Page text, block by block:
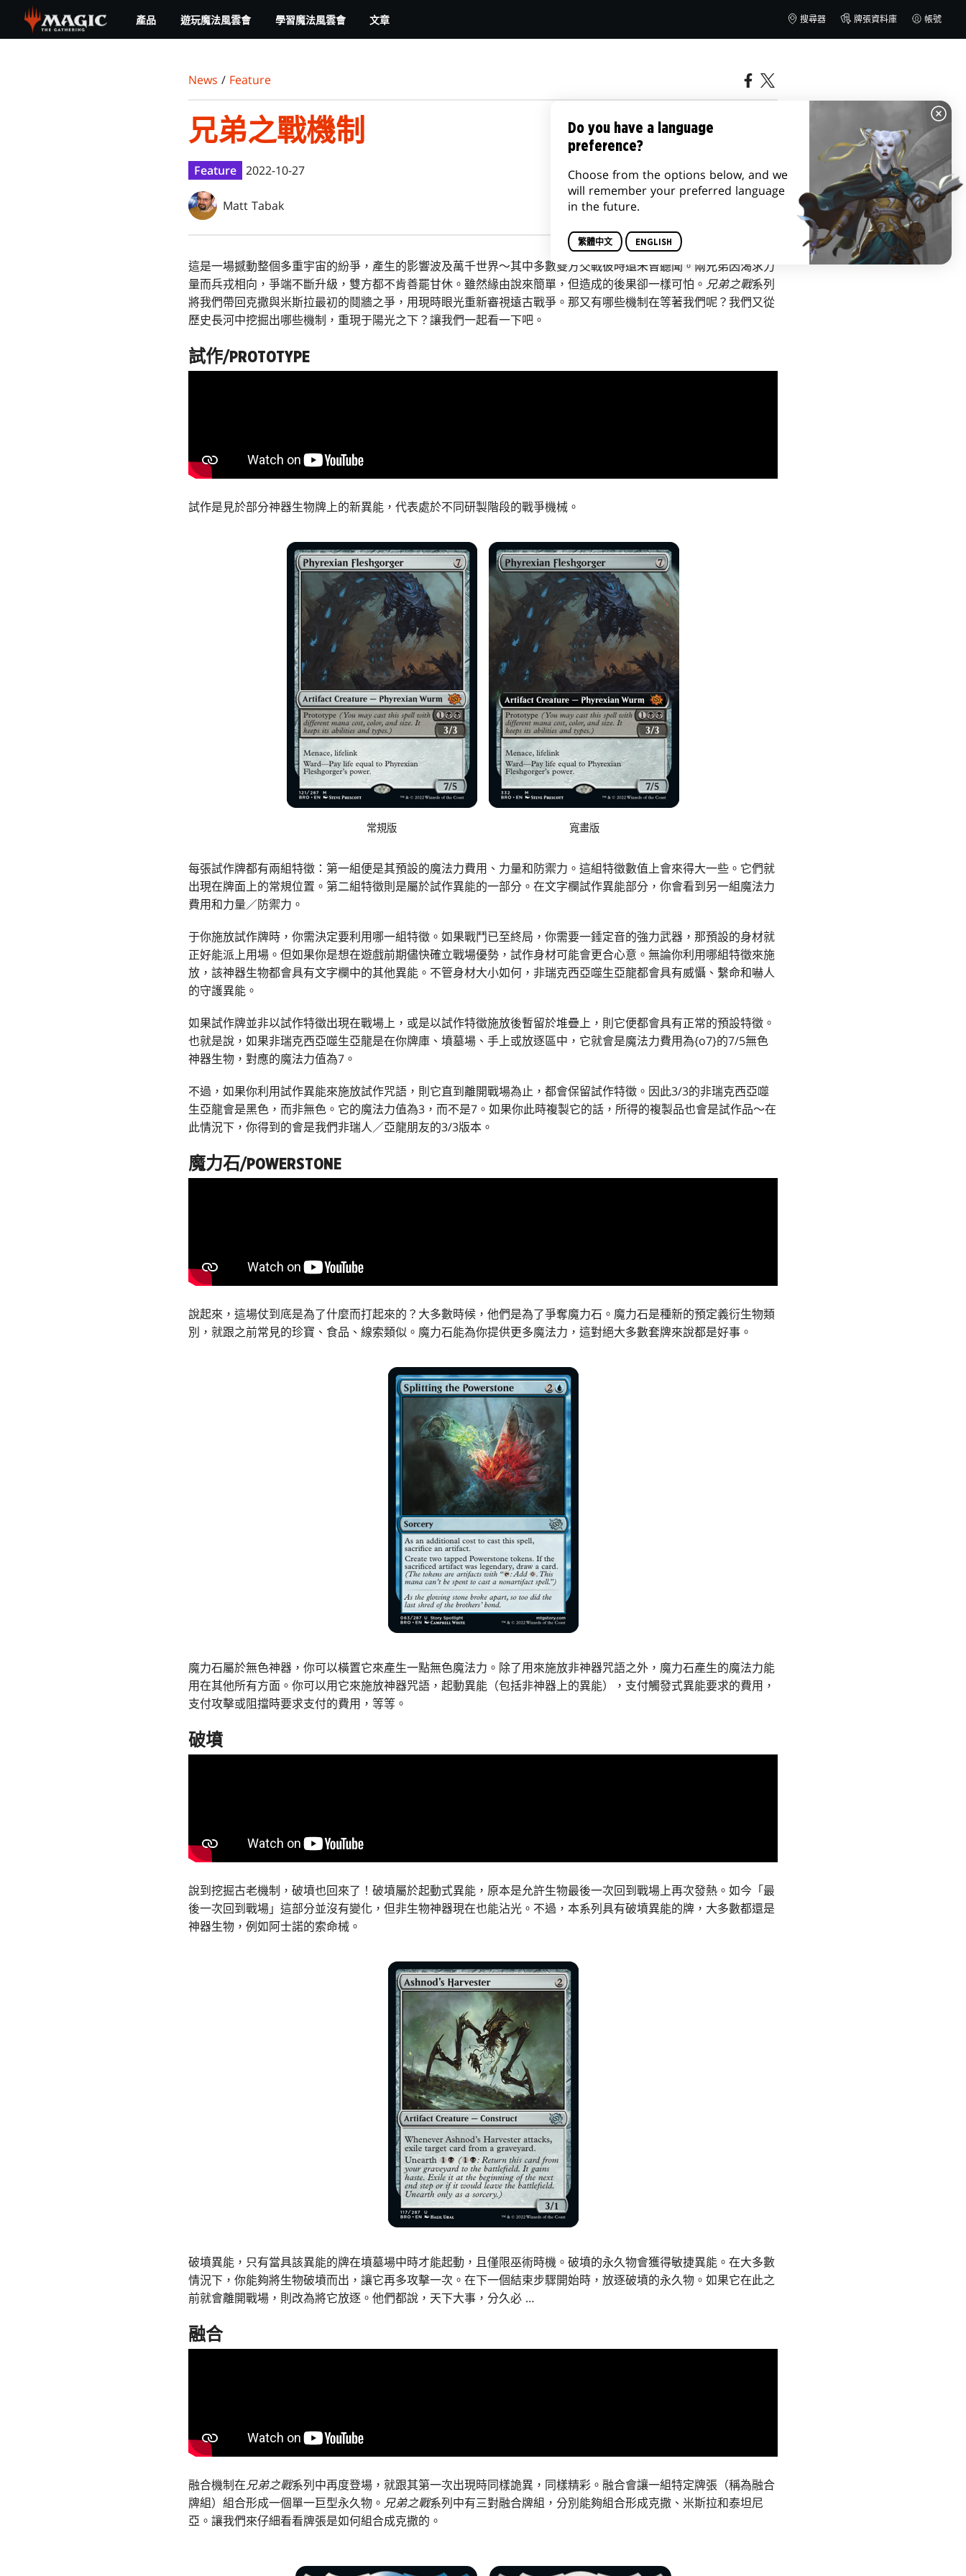
main
產品 遊玩魔法風雲會 學習魔法風雲會 文章 搜尋器 牌張資料庫 帳號
News / Feature
兄弟之戰機制
Feature 2022-10-27
Matt Tabak
這是一場撼動整個多重宇宙的紛爭，產生的影響波及萬千世界～其中多數雙方交戰彼時還未曾聽聞。兩兄弟因渴求力
量而兵戎相向，爭端不斷升級，雙方都不肯善罷甘休。雖然緣由說來簡單，但造成的後果卻一樣可怕。 兄弟之戰系列
將我們帶回克撒與米斯拉最初的鬩牆之爭，用現時眼光重新審視遠古戰爭。那又有哪些機制在等著我們呢？我們又從
歷史長河中挖掘出哪些機制，重現于陽光之下？讓我們一起看一下吧。
試作/PROTOTYPE
試作是見於部分神器生物牌上的新異能，代表處於不同研製階段的戰爭機械。
常規版 寬畫版
每張試作牌都有兩組特徵：第一組便是其預設的魔法力費用、力量和防禦力。這組特徵數值上會來得大一些。它們就
出現在牌面上的常規位置。第二組特徵則是屬於試作異能的一部分。在文字欄試作異能部分，你會看到另一組魔法力
費用和力量／防禦力。
于你施放試作牌時，你需決定要利用哪一組特徵。如果戰鬥已至終局，你需要一錘定音的強力武器，那預設的身材就
正好能派上用場。但如果你是想在遊戲前期儘快確立戰場優勢，試作身材可能會更合心意。無論你利用哪組特徵來施
放，該神器生物都會具有文字欄中的其他異能。不管身材大小如何，非瑞克西亞噬生亞龍都會具有威懾、繫命和嚇人
的守護異能。
如果試作牌並非以試作特徵出現在戰場上，或是以試作特徵施放後暫留於堆疊上，則它便都會具有正常的預設特徵。
也就是說，如果非瑞克西亞噬生亞龍是在你牌庫、墳墓場、手上或放逐區中，它就會是魔法力費用為{o7}的7/5無色
神器生物，對應的魔法力值為7。
不過，如果你利用試作異能來施放試作咒語，則它直到離開戰場為止，都會保留試作特徵。因此3/3的非瑞克西亞噬
生亞龍會是黑色，而非無色。它的魔法力值為3，而不是7。如果你此時複製它的話，所得的複製品也會是試作品～在
此情況下，你得到的會是我們非瑞人／亞龍朋友的3/3版本。
魔力石/POWERSTONE
說起來，這場仗到底是為了什麼而打起來的？大多數時候，他們是為了爭奪魔力石。魔力石是種新的預定義衍生物類
別，就跟之前常見的珍寶、食品、線索類似。魔力石能為你提供更多魔法力，這對絕大多數套牌來說都是好事。
魔力石屬於無色神器，你可以橫置它來產生一點無色魔法力。除了用來施放非神器咒語之外，魔力石產生的魔法力能
用在其他所有方面。你可以用它來施放神器咒語，起動異能（包括非神器上的異能），支付觸發式異能要求的費用，
支付攻擊或阻擋時要求支付的費用，等等。
破墳
說到挖掘古老機制，破墳也回來了！破墳屬於起動式異能，原本是允許生物最後一次回到戰場上再次發熱。如今「最
後一次回到戰場」這部分並沒有變化，但非生物神器現在也能沾光。不過，本系列具有破墳異能的牌，大多數都還是
神器生物，例如阿士諾的索命械。
破墳異能，只有當具該異能的牌在墳墓場中時才能起動，且僅限巫術時機。破墳的永久物會獲得敏捷異能。在大多數
情況下，你能夠將生物破墳而出，讓它再多攻擊一次。在下一個結束步驟開始時，放逐破墳的永久物。如果它在此之
前就會離開戰場，則改為將它放逐。他們都說，天下大事，分久必 …
融合
融合機制在兄弟之戰系列中再度登場，就跟其第一次出現時同樣詭異，同樣精彩。融合會讓一組特定牌張（稱為融合
牌組）組合形成一個單一巨型永久物。 兄弟之戰系列中有三對融合牌組，分別能夠組合形成克撒、米斯拉和泰坦尼
亞。讓我們來仔細看看牌張是如何組合成克撒的。
Do you have a language
preference?
Choose from the options below, and we
will remember your preferred language
in the future.
繁體中文 ENGLISH